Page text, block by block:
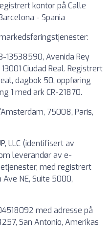
kontor på Calle
- Spania
13538590, Avenida Rey
Ciudad Real. Registrert
dagbok 50, oppføring
1 med ark CR-21870.
75008, Paris,
LLC (identifisert av
leverandør av e-
med registrert
NE, Suite 5000,
med adresse på
San Antonio, Amerikas